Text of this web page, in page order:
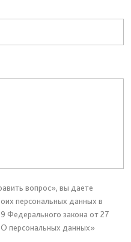
вопрос», вы даете
персональных данных в
Федерального закона от 27
персональных данных»